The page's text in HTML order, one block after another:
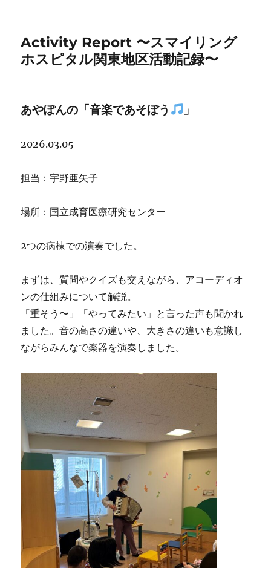
Activity Report 〜スマイリング
ホスピタル関東地区活動記録〜
あやぽんの「音楽であそぼう 」
2026.03.05
担当：宇野亜矢子
場所：国立成育医療研究センター
2つの病棟での演奏でした。
まずは、質問やクイズも交えながら、アコーディオ
ンの仕組みについて解説。
「重そう〜」「やってみたい」と言った声も聞かれ
ました。音の高さの違いや、大きさの違いも意識し
ながらみんなで楽器を演奏しました。